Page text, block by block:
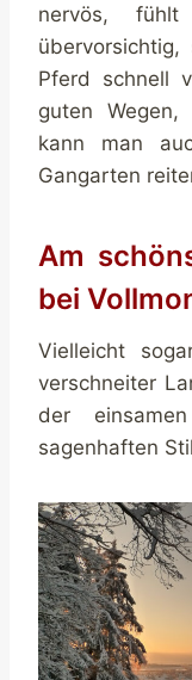
nervös,
Pferd schnell
guten Wegen,
kann man
Gangarten
Am
bei
Vielleicht
verschneiter
der
sagenhaften